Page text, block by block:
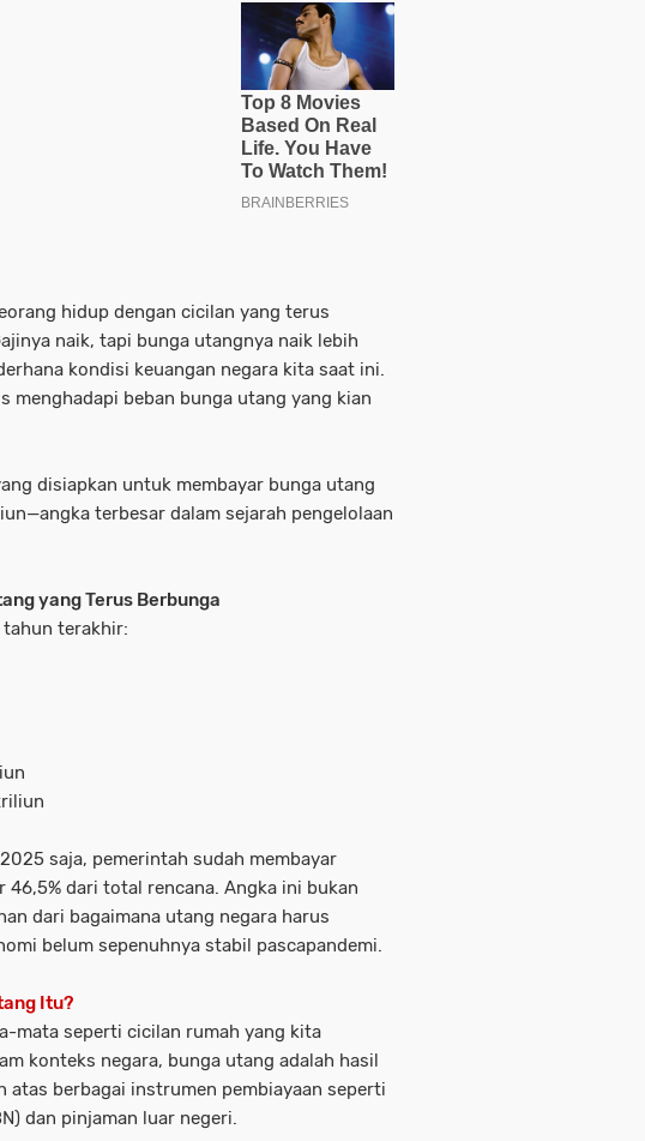
hidup dengan cicilan yang terus
naik, tapi bunga utangnya naik lebih
kondisi keuangan negara kita saat ini.
menghadapi beban bunga utang yang kian
disiapkan untuk membayar bunga utang
—angka terbesar dalam sejarah pengelolaan
yang Terus Berbunga
terakhir:
saja, pemerintah sudah membayar
46,5% dari total rencana. Angka ini bukan
dari bagaimana utang negara harus
belum sepenuhnya stabil pascapandemi.
Itu?
mata seperti cicilan rumah yang kita
konteks negara, bunga utang adalah hasil
atas berbagai instrumen pembiayaan seperti
dan pinjaman luar negeri.